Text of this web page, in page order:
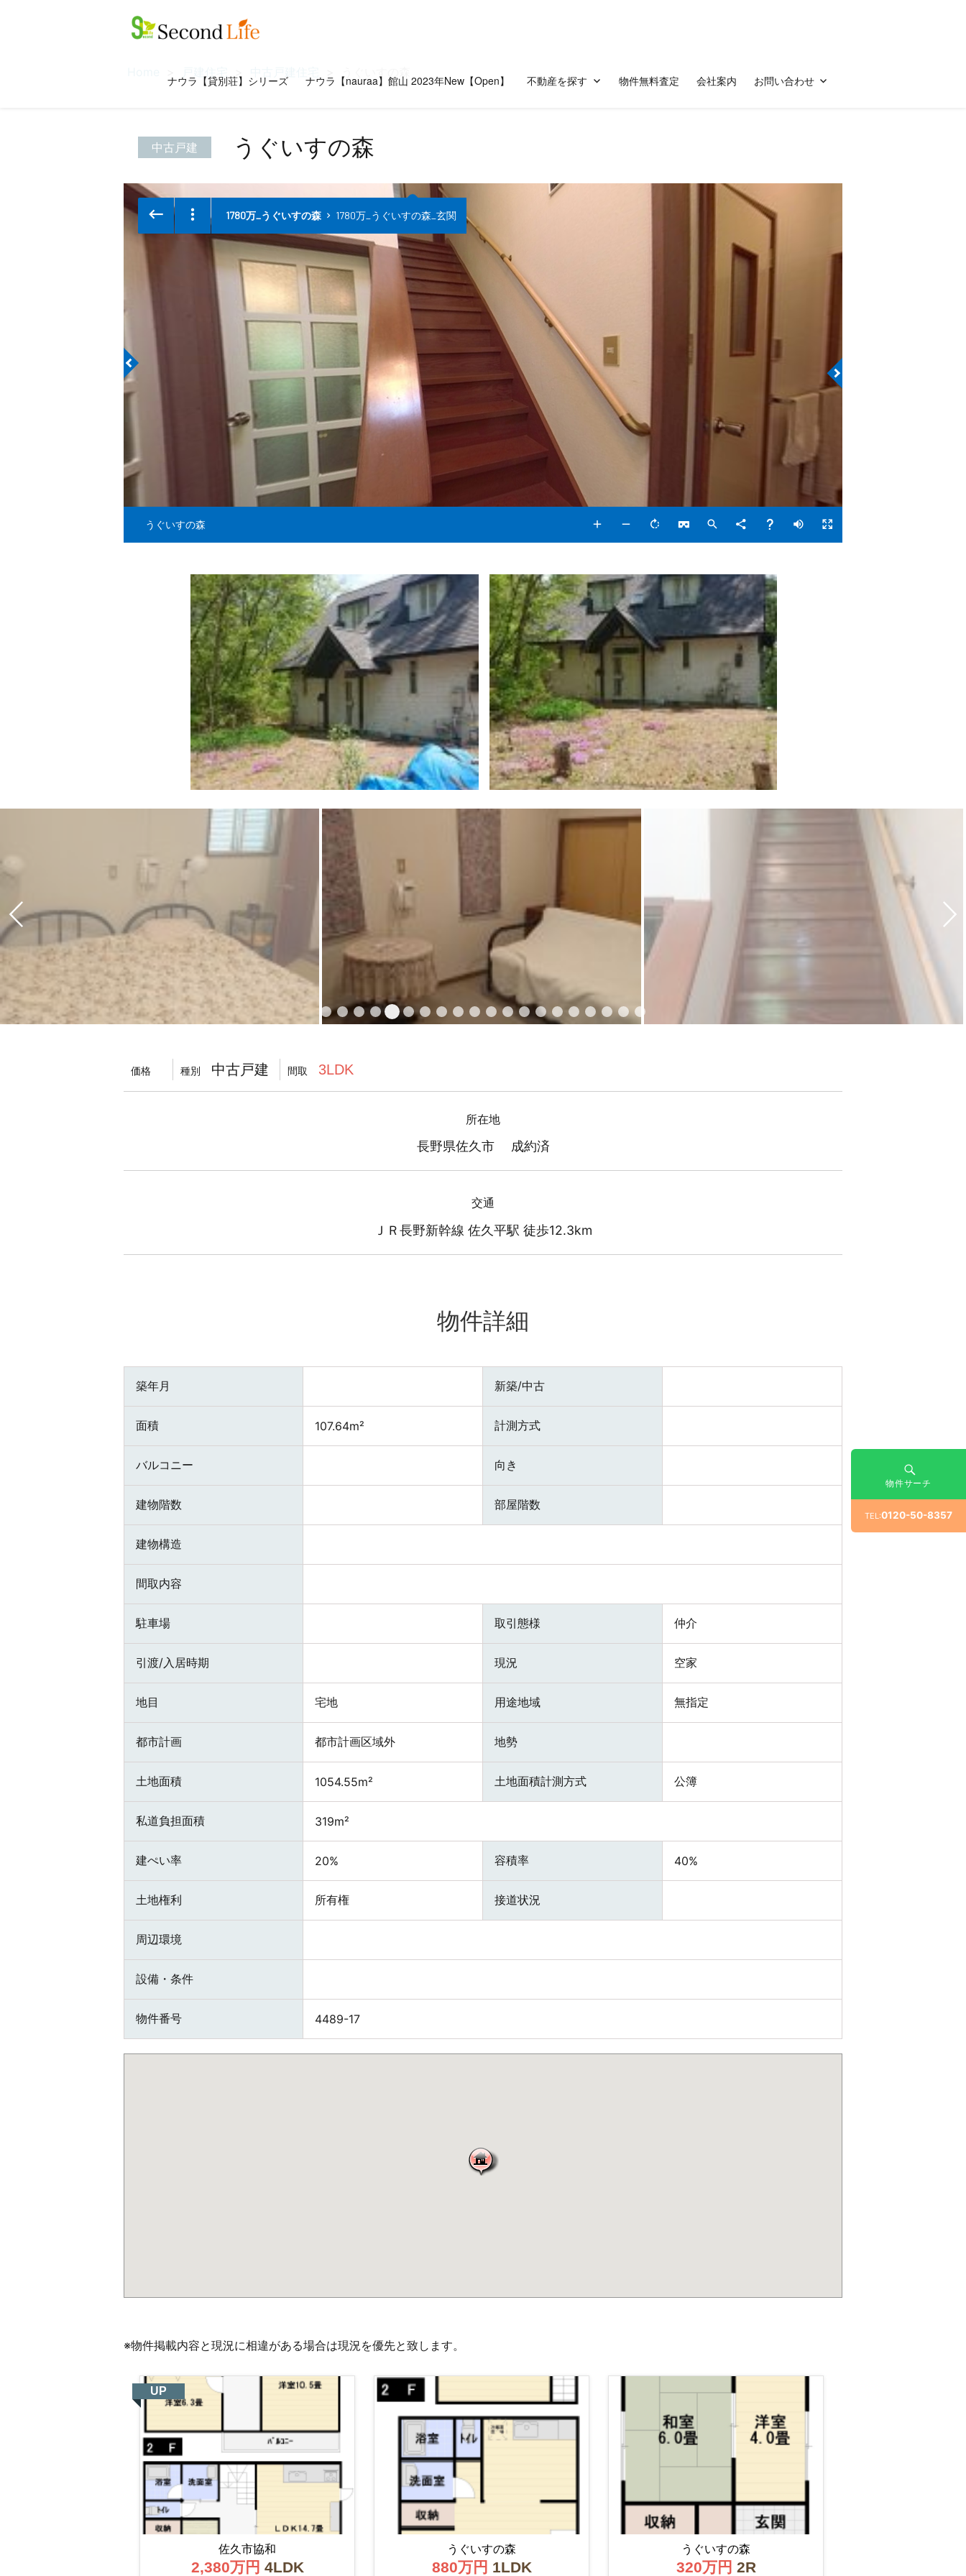
ナウラ【貸別荘】シリーズ ナウラ【nauraa】館山 2023年New【Open】 不動産を探す 物件無料査定 会社案内 お問い合わせ
中古戸建 うぐいすの森
価格 種別 中古戸建 間取 3LDK
所在地
長野県佐久市 成約済
交通
ＪＲ長野新幹線 佐久平駅 徒歩12.3km
物件詳細
築年月 新築/中古
面積 107.64m² 計測方式
バルコニー 向き
建物階数 部屋階数
建物構造
間取内容
駐車場 取引態様 仲介
引渡/入居時期 現況 空家
地目 宅地 用途地域 無指定
都市計画 都市計画区域外 地勢
土地面積 1054.55m² 土地面積計測方式 公簿
私道負担面積 319m²
建ぺい率 20% 容積率 40%
土地権利 所有権 接道状況
周辺環境
設備・条件
物件番号 4489-17
※物件掲載内容と現況に相違がある場合は現況を優先と致します。
UP
佐久市協和
2,380万円 4LDK
うぐいすの森
880万円 1LDK
うぐいすの森
320万円 2R
物件サーチ
TEL:0120-50-8357